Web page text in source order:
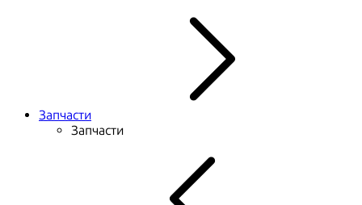
Запчасти
Запчасти